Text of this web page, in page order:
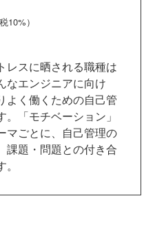
10%）
レスに晒される職種は
なエンジニアに向け
よく働くための自己管
「モチベーション」
マごとに、自己管理の
課題・問題との付き合